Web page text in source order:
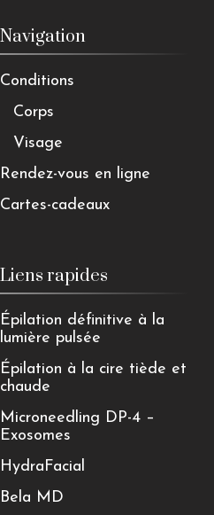
Navigation
Conditions
Corps
Visage
Rendez-vous en ligne
Cartes-cadeaux
Liens rapides
Épilation définitive à la
lumière pulsée
Épilation à la cire tiède et
chaude
Microneedling DP-4 –
Exosomes
HydraFacial
Bela MD